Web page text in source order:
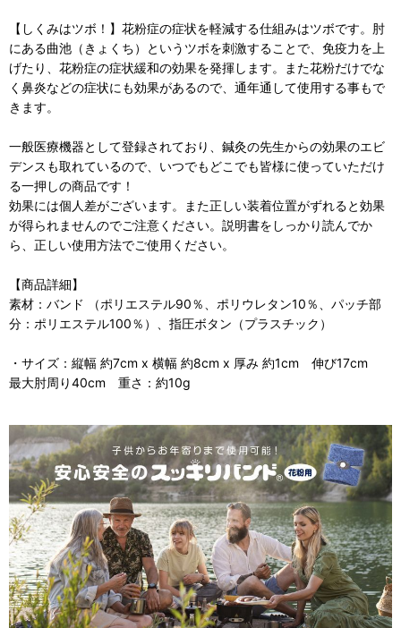
【しくみはツボ！】花粉症の症状を軽減する仕組みはツボです。肘
にある曲池（きょくち）というツボを刺激することで、免疫力を上
げたり、花粉症の症状緩和の効果を発揮します。また花粉だけでな
く鼻炎などの症状にも効果があるので、通年通して使用する事もで
きます。
一般医療機器として登録されており、鍼灸の先生からの効果のエビ
デンスも取れているので、いつでもどこでも皆様に使っていただけ
る一押しの商品です！
効果には個人差がございます。また正しい装着位置がずれると効果
が得られませんのでご注意ください。説明書をしっかり読んでか
ら、正しい使用方法でご使用ください。
【商品詳細】
素材：バンド （ポリエステル90％、ポリウレタン10％、パッチ部
分：ポリエステル100％）、指圧ボタン（プラスチック）
・サイズ：縦幅 約7cm x 横幅 約8cm x 厚み 約1cm 伸び17cm
最大肘周り40cm 重さ：約10g